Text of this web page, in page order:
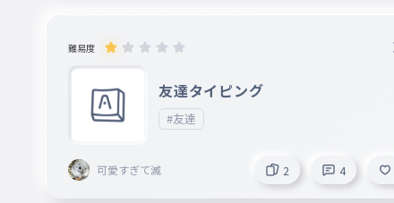
難易度
友達タイピング
#友達
可愛すぎて滅 2 4